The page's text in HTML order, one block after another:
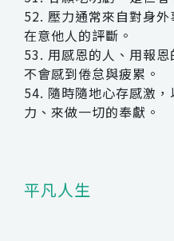
52. 壓力通常來自對身
在意他人的評斷。
53. 用感恩的人、用報
不會感到倦怠與疲累。
54. 隨時隨地心存感激
力、來做一切的奉獻。
平凡人生